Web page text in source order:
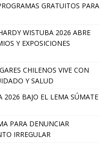
GRATUITOS PARA
WISTUBA 2026 ABRE
Y EXPOSICIONES
CHILENOS VIVE CON
Y SALUD
2026 BAJO EL LEMA SÚMATE
PARA DENUNCIAR
IRREGULAR